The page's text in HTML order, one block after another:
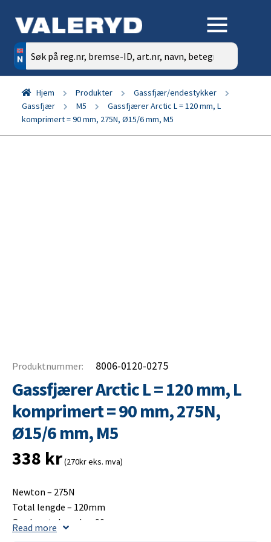
Søk
etter:
Hjem Produkter
Gassfjær/endestykker
Gassfjær
M5
Gassfjærer Arctic L = 120 mm, L
komprimert = 90 mm, 275N, Ø15/6 mm, M5
Produktnummer: 8006-0120-0275
Gassfjærer Arctic L = 120 mm, L
komprimert = 90 mm, 275N,
Ø15/6 mm, M5
338 kr(270kr eks. mva)
Newton – 275N
Total lengde – 120mm
Opplagets lengde – 90mm
Read more